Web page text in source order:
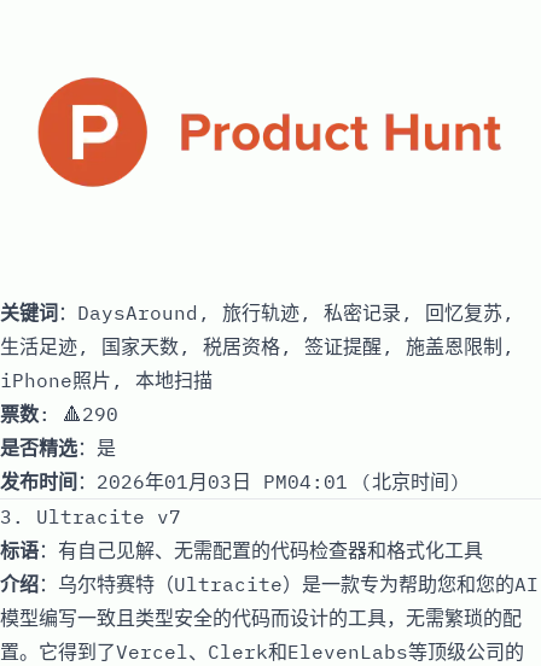
关键词 ：DaysAround, 旅行轨迹, 私密记录, 回忆复苏,
生活足迹, 国家天数, 税居资格, 签证提醒, 施盖恩限制,
iPhone照片, 本地扫描
票数: 🔺290
是否精选：是
发布时间 ：2026年01月03日 PM04:01 (北京时间)
3. Ultracite v7
标语：有自己见解、无需配置的代码检查器和格式化工具
介绍：乌尔特赛特（Ultracite）是一款专为帮助您和您的AI
模型编写一致且类型安全的代码而设计的工具，无需繁琐的配
置。它得到了Vercel、Clerk和ElevenLabs等顶级公司的